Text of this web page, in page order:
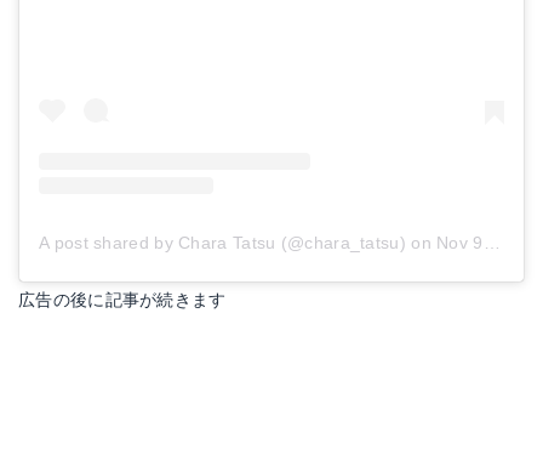
A post shared by Chara Tatsu (@chara_tatsu) on Nov 9, 2017 at 8:28am PST
広告の後に記事が続きます